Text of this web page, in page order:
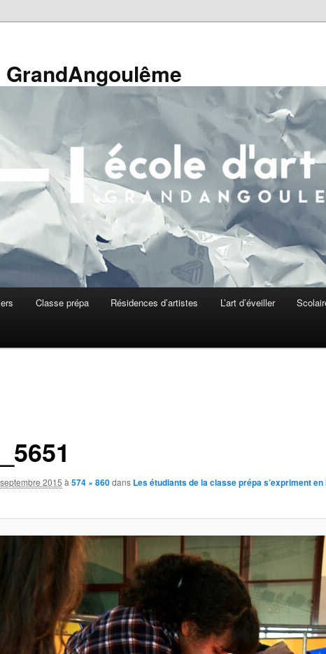
Classe prépa Résidences d’artistes L’art d’éveiller
2015 à 574 × 860dans Les étudiants de la classe prépa s’expriment en